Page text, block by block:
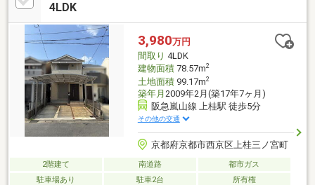
4LDK
3,980万円
間取り 4LDK
建物面積78.57m2
土地面積99.17m2
築年月 2009年2月(築17年7ヶ月)
阪急嵐山線 上桂駅 徒歩5分
その他の交通
京都府京都市西京区上桂三ノ宮町
2階建て 南道路
都市ガス
駐車場あり
駐車2台 所有権